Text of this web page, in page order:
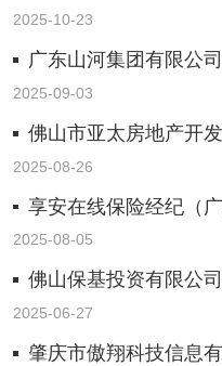
目一期外墙改造工程
2025-10-23
广东山河集团有限公
开选聘评估机构的公告
2025-09-03
佛山市亚太房地产开
告
2025-08-26
享安在线保险经纪（
告
2025-08-05
佛山保基投资有限公
2025-06-27
肇庆市傲翔科技信息